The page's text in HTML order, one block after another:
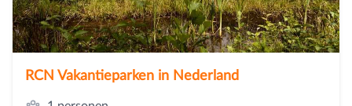
RCN Vakantieparken in Nederland